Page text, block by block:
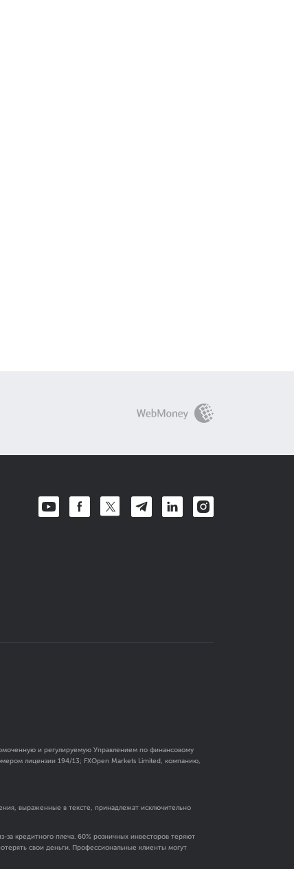
и регулируемую Управлением по финансовому
лицензии 194/13; FXOpen Markets Limited, компанию,
выраженные в тексте, принадлежат исключительно
кредитного плеча. 60% розничных инвесторов теряют
свои деньги. Профессиональные клиенты могут